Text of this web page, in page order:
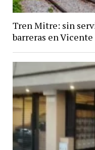
Tren Mitre: sin
barreras en Vicente